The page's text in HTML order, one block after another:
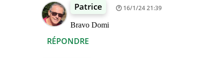
RÉPONDRE
Patrice 16/1/24 21:39
Bravo Domi